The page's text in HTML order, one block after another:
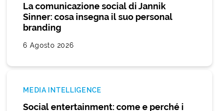
La comunicazione social di Jannik
Sinner: cosa insegna il suo personal
branding
6 Agosto 2026
MEDIA INTELLIGENCE
Social entertainment: come e perché i